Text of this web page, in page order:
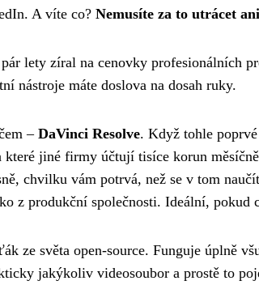
A víte co? Nemusíte za to utrácet
lety zíral na cenovky profesionálních
nástroje máte doslova na dosah ruky.
– DaVinci Resolve. Když tohle
které jiné firmy účtují tisíce korun
chvilku vám potrvá, než se v tom
z produkční společnosti. Ideální, pokud
ze světa open-source. Funguje úplně
jakýkoliv videosoubor a prostě to